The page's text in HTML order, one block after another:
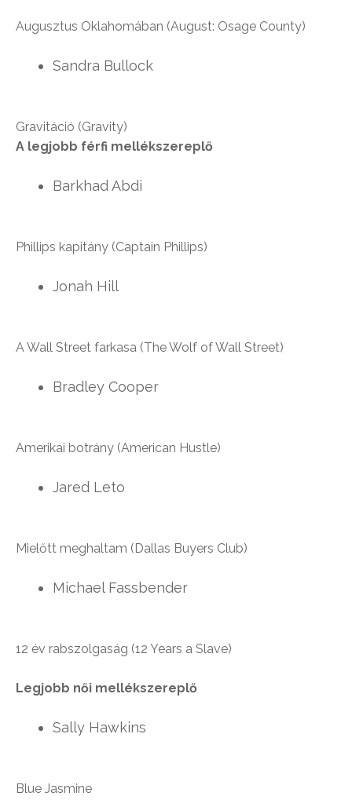
Augusztus Oklahomában (August: Osage County)
Sandra Bullock
Gravitáció (Gravity)
A legjobb férfi mellékszereplő
Barkhad Abdi
Phillips kapitány (Captain Phillips)
Jonah Hill
A Wall Street farkasa (The Wolf of Wall Street)
Bradley Cooper
Amerikai botrány (American Hustle)
Jared Leto
Mielőtt meghaltam (Dallas Buyers Club)
Michael Fassbender
12 év rabszolgaság (12 Years a Slave)
Legjobb női mellékszereplő
Sally Hawkins
Blue Jasmine